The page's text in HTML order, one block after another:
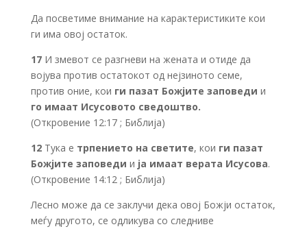
Да посветиме внимание на карактеристиките кои
ги има овој остаток.
17 И змевот се разгневи на жената и отиде да
војува против остатокот од нејзиното семе,
против оние, кои ги пазат Божјите заповеди и
го имаат Исусовото сведоштво.
(Откровение 12:17 ; Библија)
12 Тука е трпението на светите, кои ги пазат
Божјите заповеди и ја имаат верата Исусова.
(Откровение 14:12 ; Библија)
Лесно може да се заклучи дека овој Божји остаток,
меѓу другото, се одликува со следниве